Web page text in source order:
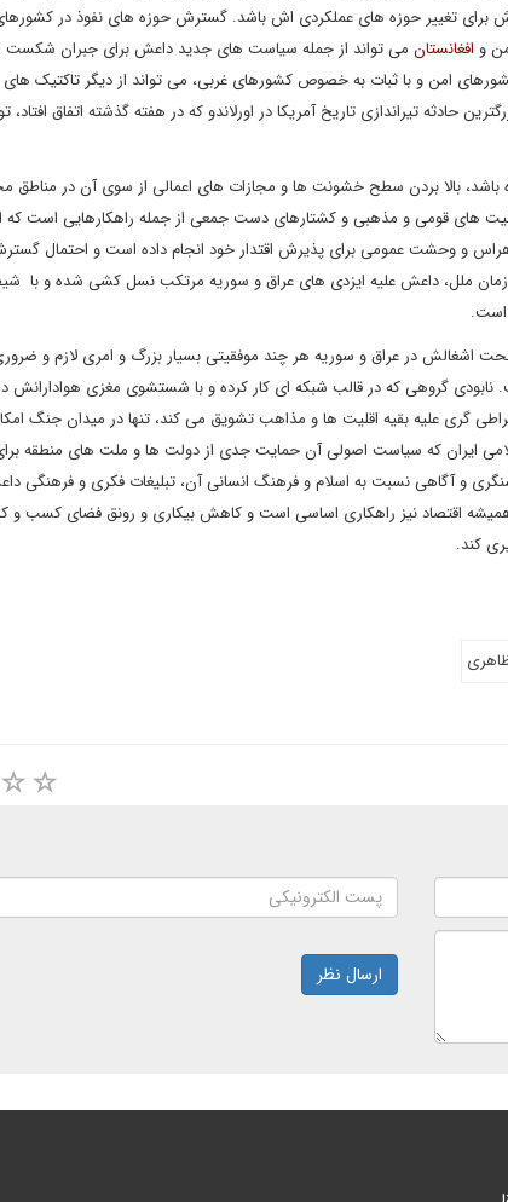
برای تغییر حوزه های عملکردی اش باشد. گسترش حوزه های نفوذ در
و افغانستان می تواند از جمله سیاست های جدید داعش برای جبران
امن و با ثبات به خصوص کشورهای غربی، می تواند از دیگر تاکتیک های
حادثه تیراندازی تاریخ آمریکا در اورلاندو که در هفته گذشته اتفاق
باشد، بالا بردن سطح خشونت ها و مجازات های اعمالی از سوی آن در
های قومی و مذهبی و کشتارهای دست جمعی از جمله راهکارهایی است که
هراس و وحشت عمومی برای پذیرش اقتدار خود انجام داده است و احتمال
ملل، داعش علیه ایزدی های عراق و سوریه مرتکب نسل کشی شده و با
است.
در عراق و سوریه هر چند موفقیتی بسیار بزرگ و امری لازم و ضروری
نابودی گروهی که در قالب شبکه ای کار کرده و با شستشوی مغزی هوادارانش
گری علیه بقیه اقلیت ها و مذاهب تشویق می کند، تنها در میدان جنگ
ایران که سیاست اصولی آن حمایت جدی از دولت ها و ملت های منطقه برای
و آگاهی نسبت به اسلام و فرهنگ انسانی آن، تبلیغات فکری و فرهنگی
اقتصاد نیز راهکاری اساسی است و کاهش بیکاری و رونق فضای کسب و کار
کند.
ارسال نظر